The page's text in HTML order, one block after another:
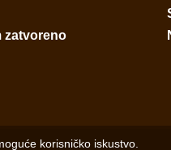
zatvoreno
korisničko iskustvo.